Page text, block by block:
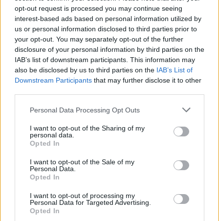
opt-out request is processed you may continue seeing
interest-based ads based on personal information utilized by
us or personal information disclosed to third parties prior to
your opt-out. You may separately opt-out of the further
disclosure of your personal information by third parties on the
IAB’s list of downstream participants. This information may
also be disclosed by us to third parties on the IAB’s List of
Downstream Participants that may further disclose it to other
Personal Data Processing Opt Outs
I want to opt-out of the Sharing of my
personal data.
Opted In
I want to opt-out of the Sale of my
Personal Data.
Opted In
I want to opt-out of processing my
Personal Data for Targeted Advertising.
Opted In
Mark Read, CEO di WPP, ha dichiarato: “Il nostro
successo ai Cannes Lions è un tributo allo straordinario
talento e alla passione delle nostre persone in tutto il
mondo, e ai clienti che ci affidano i loro marchi. È
anche un’affermazione forte del ruolo centrale
dell’eccellenza creativa e dei media nella costruzione
dei marchi, nella formazione della cultura e nella guida
Vincere il premio Creative Company of the Year è
sempre un grande onore, ma festeggiare questo
risultato con i nostri brillanti collaboratori al mio ultimo
Cannes come CEO lo rende doppiamente speciale.
Congratulazioni e grazie a tutti coloro che l’hanno reso
possibile”.Rob Reilly
, Global Chief Creative Officer di
WPP, ha aggiunto: “In un mondo sempre più plasmato
dall’intelligenza artificiale, l’autentica creatività umana
con integrità ha un valore sempre maggiore. I vincitori
di quest’anno, provenienti da tutta WPP, dimostrano